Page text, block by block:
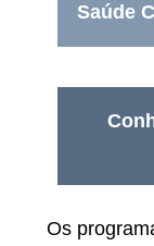
Saúde
Os